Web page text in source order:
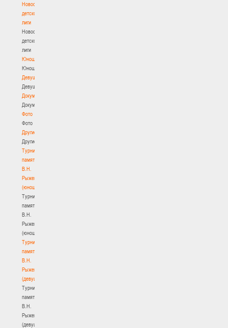
Новости
детской
лиги
Новости
детской
лиги
Юноши
Юноши
Девушки
Девушки
Документы
Документы
Фото
Фото
Другие
Другие
Турнир
памяти
В.Н.
Рыженкова
(юноши)
Турнир
памяти
В.Н.
Рыженкова
(юноши)
Турнир
памяти
В.Н.
Рыженкова
(девушки)
Турнир
памяти
В.Н.
Рыженкова
(девушки)